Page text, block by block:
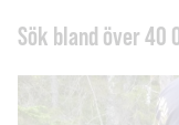
Sök bland över